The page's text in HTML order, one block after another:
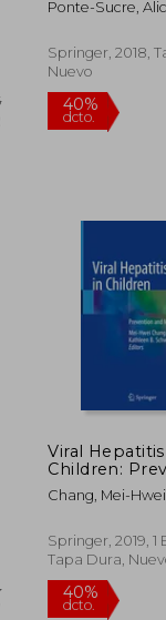
Molecular
Possible
(en Inglés)
Ponte-Sucre,
Springer, 2018,
Nuevo
40%
dcto.
Viral
Children:
and
Inglés)
Chang, Mei-Hwei
Springer, 2019, 1
Tapa Dura,